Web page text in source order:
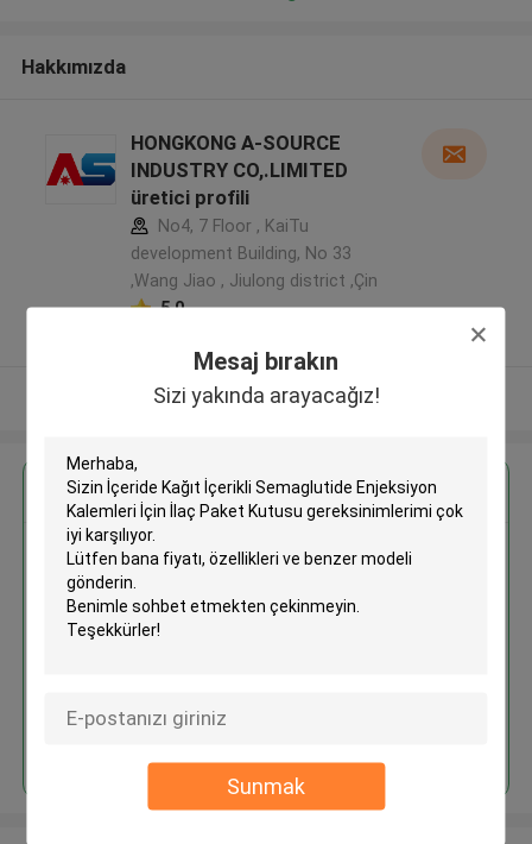
Mesaj bırakın
Sizi yakında arayacağız!
Sunmak
Hakkımızda
HONGKONG A-SOURCE
INDUSTRY CO,.LIMITED
üretici profili
No4, 7 Floor , KaiTu
development Building, No 33
,Wang Jiao , Jiulong district ,Çin
5.0
Daha fazla göster
En İyi Fiyatı Alın
İçeride Kağıt İçerikli
Kalemleri İçin İlaç Paket Kutusu